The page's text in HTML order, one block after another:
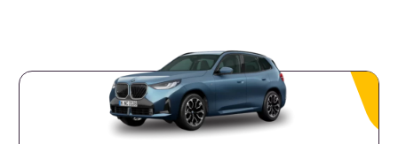
Fascia di prezzo
€